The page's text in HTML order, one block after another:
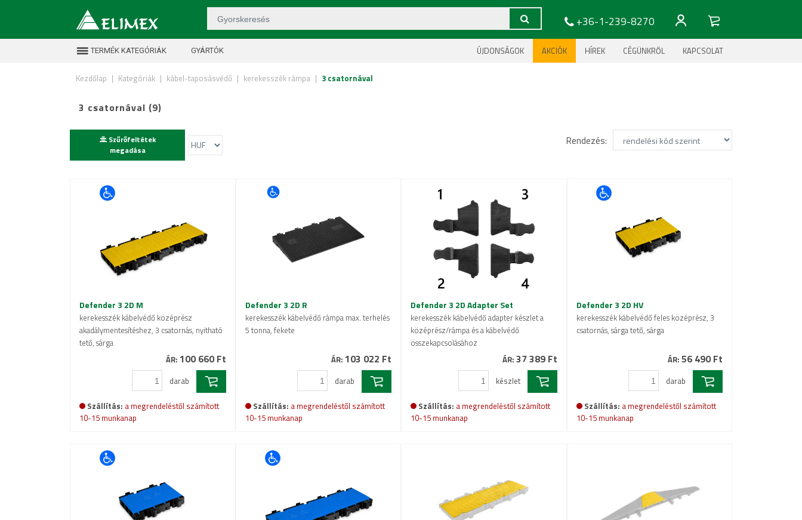
+36-1-239-8270
TERMÉK KATEGÓRIÁK GYÁRTÓK KAPCSOLAT
CÉGÜNKRŐL
HÍREK
AKCIÓK
ÚJDONSÁGOK
Kezdőlap | Kategóriák | kábel-taposásvédő | kerekesszék rámpa | 3 csatornával
3 csatornával (9)
Szűrőfeltétek
megadása
Rendezés:
Defender 3 2D M
kerekesszék kábelvédő középrész
akadálymentesítéshez, 3 csatornás, nyitható
tető, sárga
ÁR: 100 660 Ft
darab
Szállítás: a megrendeléstől számított
10-15 munkanap
Defender 3 2D R
kerekesszék kábelvédő rámpa max. terhelés
5 tonna, fekete
ÁR: 103 022 Ft
darab
Szállítás: a megrendeléstől számított
10-15 munkanap
Defender 3 2D Adapter Set
kerekesszék kábelvédő adapter készlet a
középrész/rámpa és a kábelvédő
összekapcsolásához
ÁR: 37 389 Ft
készlet
Szállítás: a megrendeléstől számított
10-15 munkanap
Defender 3 2D HV
kerekesszék kábelvédő feles középrész, 3
csatornás, sárga tető, sárga
ÁR: 56 490 Ft
darab
Szállítás: a megrendeléstől számított
10-15 munkanap